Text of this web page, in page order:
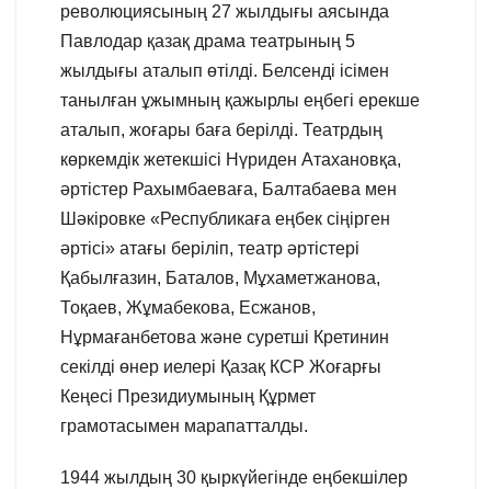
революциясының 27 жылдығы аясында
Павлодар қазақ драма театрының 5
жылдығы аталып өтілді. Белсенді ісімен
танылған ұжымның қажырлы еңбегі ерекше
аталып, жоғары баға берілді. Театрдың
көркемдік жетекшісі Нүриден Атахановқа,
әртістер Рахымбаеваға, Балтабаева мен
Шәкіровке «Республикаға еңбек сіңірген
әртісі» атағы беріліп, театр әртістері
Қабылғазин, Баталов, Мұхаметжанова,
Тоқаев, Жұмабекова, Есжанов,
Нұрмағанбетова және суретші Кретинин
секілді өнер иелері Қазақ КСР Жоғарғы
Кеңесі Президиумының Құрмет
грамотасымен марапатталды.
1944 жылдың 30 қыркүйегінде еңбекшілер